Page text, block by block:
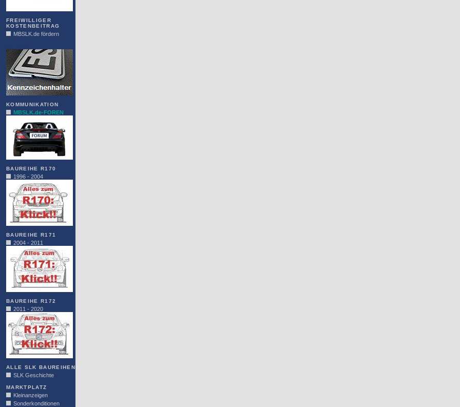
FREIWILLIGER
KOSTENBEITRAG
MBSLK.de fördern
KOMMUNIKATION
MBSLK.de-FOREN
BAUREIHE R170
1996 - 2004
BAUREIHE R171
2004 - 2011
BAUREIHE R172
2011 - 2020
ALLE SLK BAUREIHEN
SLK Geschichte
MARKTPLATZ
Kleinanzeigen
Sonderkonditionen